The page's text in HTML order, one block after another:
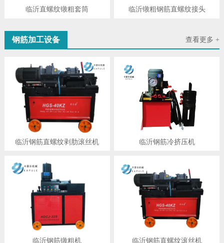
临沂直螺纹镦粗套筒 临沂镦粗钢筋直螺纹接头
查看更多 +
钢筋加工设备
临沂钢筋直螺纹剥肋滚丝机 临沂钢筋冷挤压机
临沂钢筋镦粗机 临沂钢筋直螺纹滚丝机